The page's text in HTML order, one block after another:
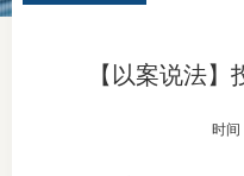
【以案说法
时间